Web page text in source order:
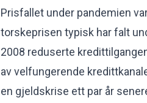
Prisfallet under pandemien
torskeprisen typisk har falt
2008 reduserte
av velfungerende
en gjeldskrise ett par år